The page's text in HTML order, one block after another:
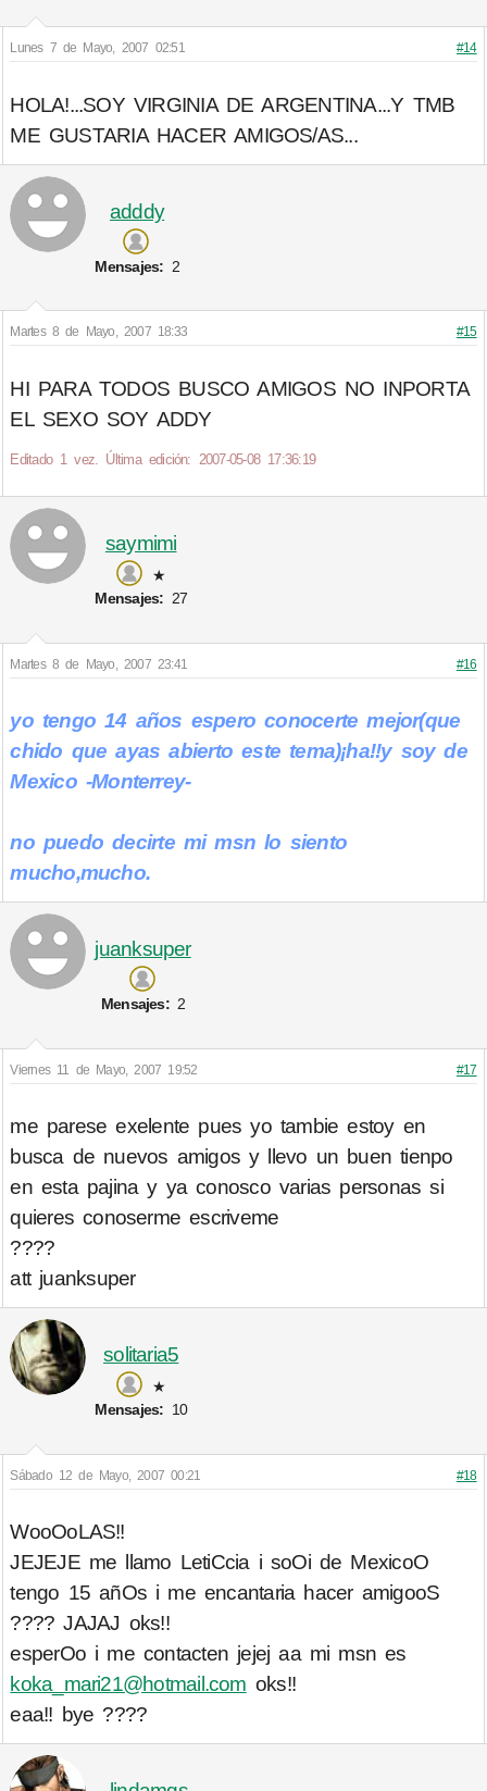
Lunes 7 de Mayo, 2007 02:51 #14
HOLA!...SOY VIRGINIA DE ARGENTINA...Y TMB
ME GUSTARIA HACER AMIGOS/AS...
adddy
Mensajes: 2
Martes 8 de Mayo, 2007 18:33 #15
HI PARA TODOS BUSCO AMIGOS NO INPORTA
EL SEXO SOY ADDY
Editado 1 vez. Última edición: 2007-05-08 17:36:19
saymimi
★
Mensajes: 27
Martes 8 de Mayo, 2007 23:41 #16
yo tengo 14 años espero conocerte mejor(que
chido que ayas abierto este tema)¡ha!!y soy de
Mexico -Monterrey-
no puedo decirte mi msn lo siento
mucho,mucho.
juanksuper
Mensajes:2
Viernes 11 de Mayo, 2007 19:52 #17
me parese exelente pues yo tambie estoy en
busca de nuevos amigos y llevo un buen tienpo
en esta pajina y ya conosco varias personas si
quieres conoserme escriveme
????
att juanksuper
solitaria5
★
Mensajes: 10
Sábado 12 de Mayo, 2007 00:21 #18
WooOoLAS!!
JEJEJE me llamo LetiCcia i soOi de MexicoO
tengo 15 añOs i me encantaria hacer amigooS
???? JAJAJ oks!!
esperOo i me contacten jejej aa mi msn es
koka_mari21@hotmail.com oks!!
eaa!! bye ????